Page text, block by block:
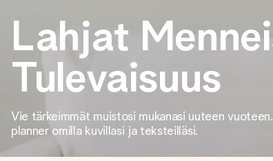
Valmistamme lahjasi huolella ja lähetämme sen
merkitystä.
4,8 (+15 000 arvostelun perusteella)
Lahjamme inspiroivat. Asiakkaiden arvosana on 4,8
Lahjat
Tulevaisuus
Vie tärkeimmät muistosi mukanasi uuteen
planner omilla kuvillasi ja teksteilläsi.